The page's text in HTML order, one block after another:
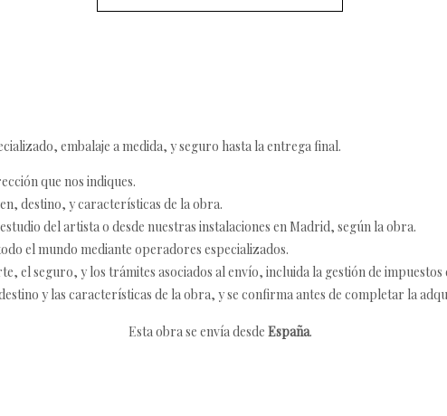
embalaje a medida, y seguro hasta la entrega final.
que nos indiques.
destino, y características de la obra.
del artista o desde nuestras instalaciones en Madrid, según la obra.
el mundo mediante operadores especializados.
el seguro, y los trámites asociados al envío, incluida la gestión de
y las características de la obra, y se confirma antes de completar la
Esta obra se envía desde España.